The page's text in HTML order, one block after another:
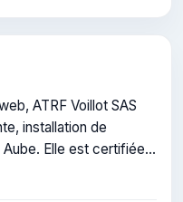
ATRF Voillot SAS
installation de
Elle est certifiée
les interventions